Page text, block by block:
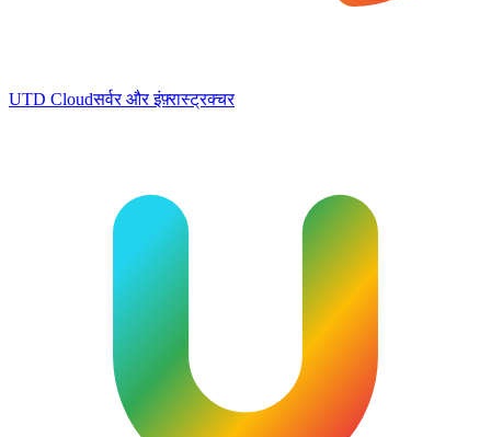
UTD Cloudसर्वर और इंफ़्रास्ट्रक्चर